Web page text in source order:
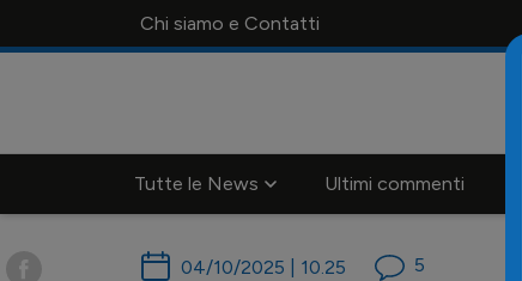
Chi siamo e Contatti
Tutte le News Ultimi commenti
04/10/2025 | 10.25 5